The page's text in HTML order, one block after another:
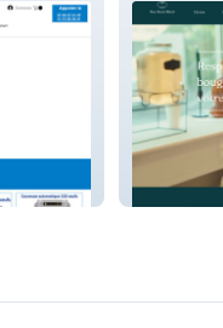
Nao yoga